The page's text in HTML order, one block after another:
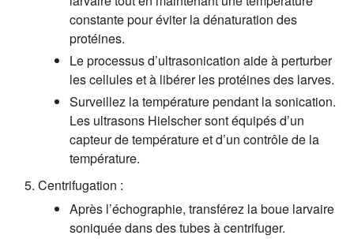
constante pour éviter la dénaturation des
protéines.
Le processus d’ultrasonication aide à perturber
les cellules et à libérer les protéines des larves.
Surveillez la température pendant la sonication.
Les ultrasons Hielscher sont équipés d’un
capteur de température et d’un contrôle de la
température.
Centrifugation :
Après l’échographie, transférez la boue larvaire
soniquée dans des tubes à centrifuger.